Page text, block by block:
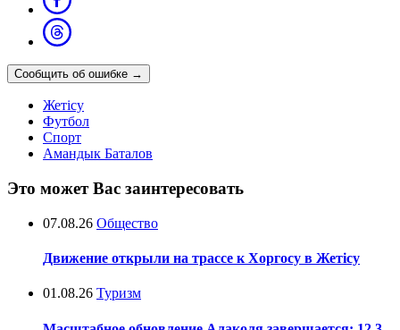
Сообщить об ошибке →
Жетісу
Футбол
Спорт
Амандык Баталов
Это может Вас заинтересовать
07.08.26 Общество
Движение открыли на трассе к Хоргосу в Жетісу
01.08.26 Туризм